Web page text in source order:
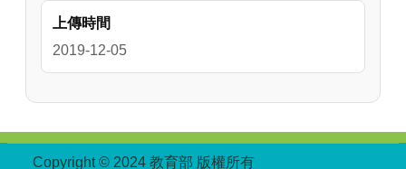
上傳時間
2019-12-05
Copyright © 2024 教育部 版權所有